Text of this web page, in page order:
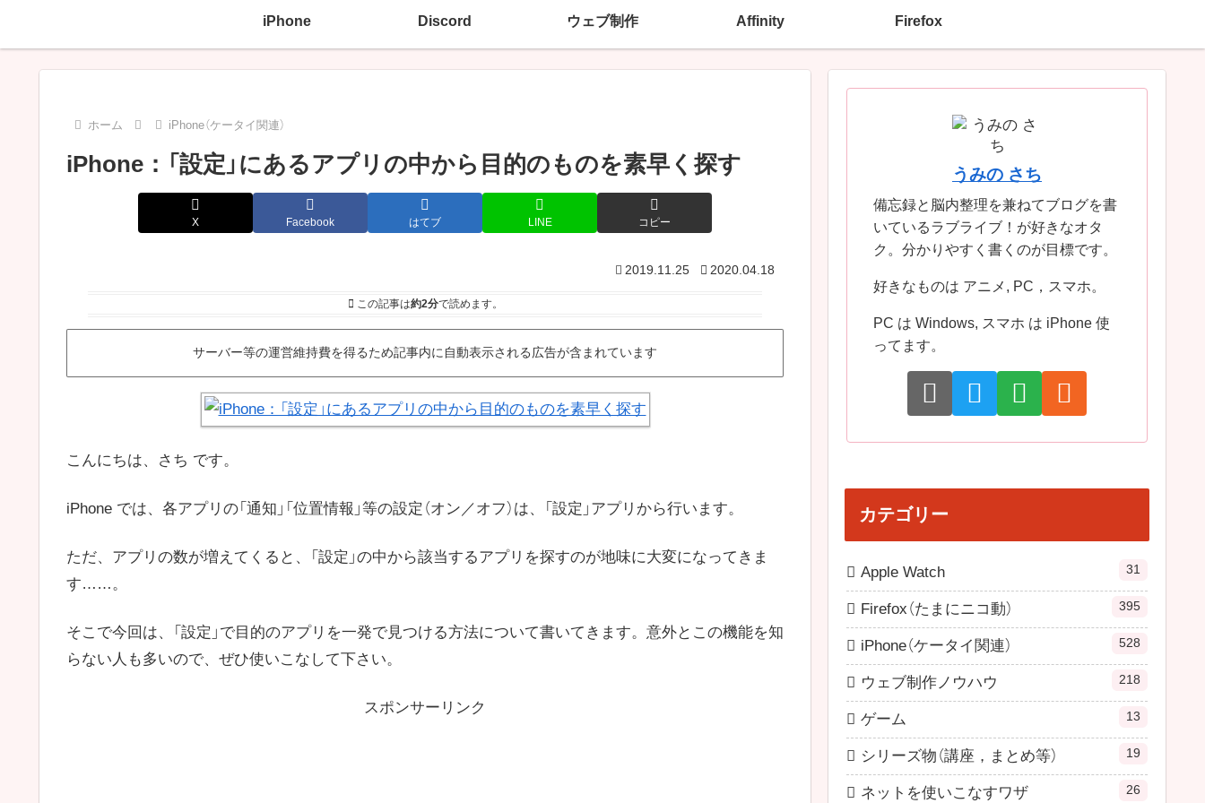
iPhone Discord ウェブ制作 Affinity Firefox
ホーム iPhone（ケータイ関連）
iPhone：「設定」にあるアプリの中から目的のものを素早く探す
X Facebook はてブ LINE コピー
2019.11.25 2020.04.18
この記事は約2分で読めます。
サーバー等の運営維持費を得るため記事内に自動表示される広告が含まれています
こんにちは、さち です。
iPhone では、各アプリの「通知」「位置情報」等の設定（オン／オフ）は、「設定」アプリから行います。
ただ、アプリの数が増えてくると、「設定」の中から該当するアプリを探すのが地味に大変になってきま
す……。
そこで今回は、「設定」で目的のアプリを一発で見つける方法について書いてきます。意外とこの機能を知
らない人も多いので、ぜひ使いこなして下さい。
スポンサーリンク
うみの さち
備忘録と脳内整理を兼ねてブログを書
いているラブライブ！が好きなオタ
ク。分かりやすく書くのが目標です。
好きなものは アニメ, PC，スマホ。
PC は Windows, スマホ は iPhone 使
ってます。
カテゴリー
Apple Watch 31
Firefox（たまにニコ動） 395
iPhone（ケータイ関連） 528
ウェブ制作ノウハウ 218
ゲーム 13
シリーズ物（講座，まとめ等） 19
ネットを使いこなすワザ 26